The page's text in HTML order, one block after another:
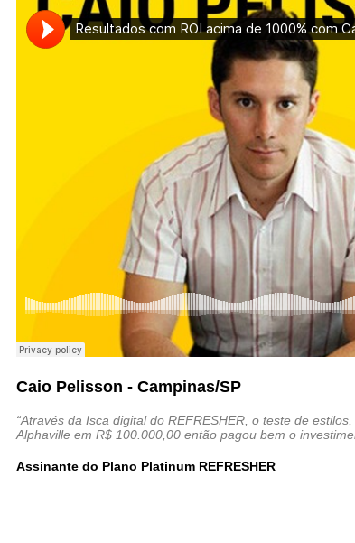
Caio Pelisson - Campinas/SP
“Através da Isca digital do REFRESHER, o teste de
Alphaville em R$ 100.000,00 então pagou bem o
Assinante do Plano Platinum REFRESHER